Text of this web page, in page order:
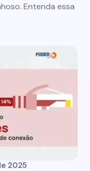
Entenda essa
2025